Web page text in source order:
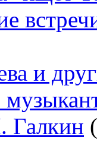
и
Галкин